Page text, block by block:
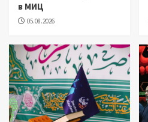
в МИЦ
05.08.2026